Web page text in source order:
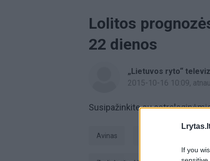
If you
Lolitos
22 dienos
„Lietuvos ryto“
2015-10-16 10:09,
Susipažinkite su
Avinas